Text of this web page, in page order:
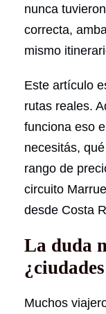
nunca
correcta,
mismo
Este artículo
rutas reales.
funciona eso
necesitás,
rango de
circuito
desde Costa
La duda
Muchos